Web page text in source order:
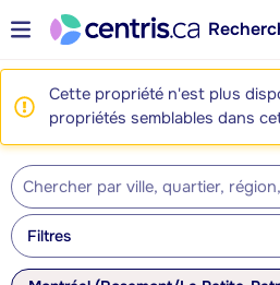
Cette propriété n'est plus
propriétés semblables dans
Filtres